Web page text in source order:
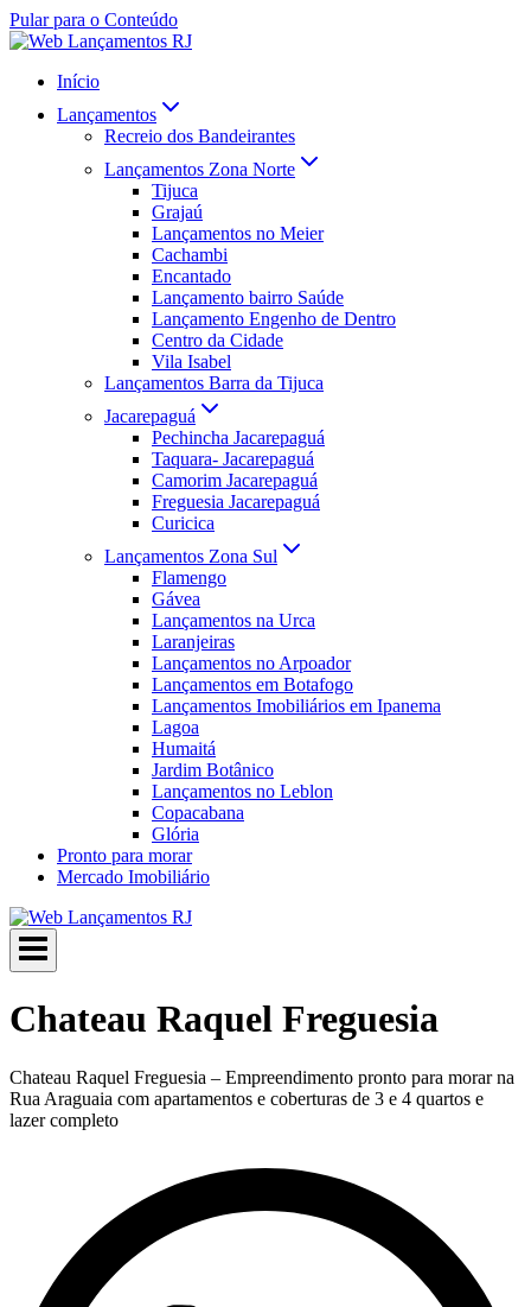
Pular para o Conteúdo
Início
Lançamentos
Recreio dos Bandeirantes
Lançamentos Zona Norte
Tijuca
Grajaú
Lançamentos no Meier
Cachambi
Encantado
Lançamento bairro Saúde
Lançamento Engenho de Dentro
Centro da Cidade
Vila Isabel
Lançamentos Barra da Tijuca
Jacarepaguá
Pechincha Jacarepaguá
Taquara- Jacarepaguá
Camorim Jacarepaguá
Freguesia Jacarepaguá
Curicica
Lançamentos Zona Sul
Flamengo
Gávea
Lançamentos na Urca
Laranjeiras
Lançamentos no Arpoador
Lançamentos em Botafogo
Lançamentos Imobiliários em Ipanema
Lagoa
Humaitá
Jardim Botânico
Lançamentos no Leblon
Copacabana
Glória
Pronto para morar
Mercado Imobiliário
Chateau Raquel Freguesia
Chateau Raquel Freguesia – Empreendimento pronto para morar na
Rua Araguaia com apartamentos e coberturas de 3 e 4 quartos e
lazer completo